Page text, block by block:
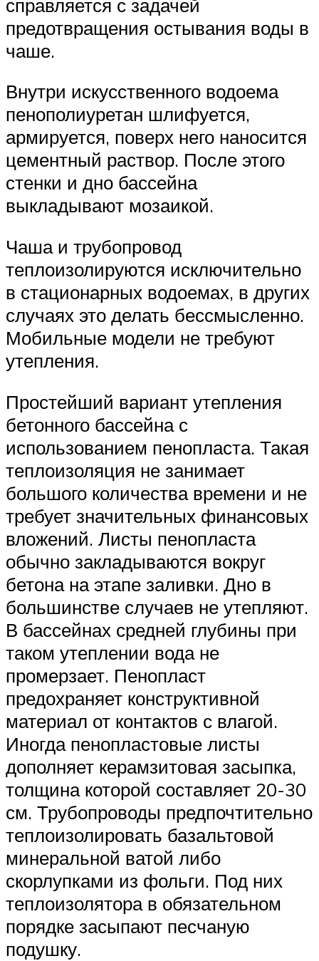
справляется с задачей
предотвращения остывания воды в
чаше.
Внутри искусственного водоема
пенополиуретан шлифуется,
армируется, поверх него наносится
цементный раствор. После этого
стенки и дно бассейна
выкладывают мозаикой.
Чаша и трубопровод
теплоизолируются исключительно
в стационарных водоемах, в других
случаях это делать бессмысленно.
Мобильные модели не требуют
утепления.
Простейший вариант утепления
бетонного бассейна с
использованием пенопласта. Такая
теплоизоляция не занимает
большого количества времени и не
требует значительных финансовых
вложений. Листы пенопласта
обычно закладываются вокруг
бетона на этапе заливки. Дно в
большинстве случаев не утепляют.
В бассейнах средней глубины при
таком утеплении вода не
промерзает. Пенопласт
предохраняет конструктивной
материал от контактов с влагой.
Иногда пенопластовые листы
дополняет керамзитовая засыпка,
толщина которой составляет 20-30
см. Трубопроводы предпочтительно
теплоизолировать базальтовой
минеральной ватой либо
скорлупками из фольги. Под них
теплоизолятора в обязательном
порядке засыпают песчаную
подушку.